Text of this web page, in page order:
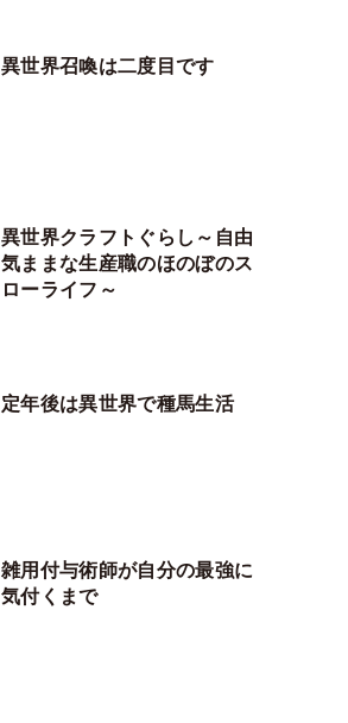
異世界召喚は二度目です
異世界クラフトぐらし～自由
気ままな生産職のほのぼのス
ローライフ～
定年後は異世界で種馬生活
雑用付与術師が自分の最強に
気付くまで